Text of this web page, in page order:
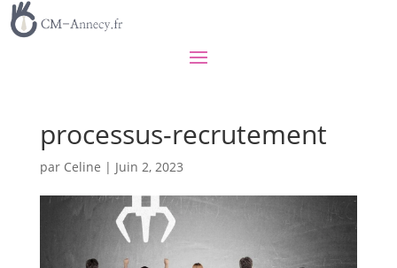
processus-recrutement
par Celine | Juin 2, 2023